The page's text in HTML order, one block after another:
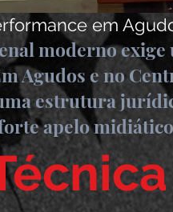
em
moderno
Agudos e no
estrutura
apelo